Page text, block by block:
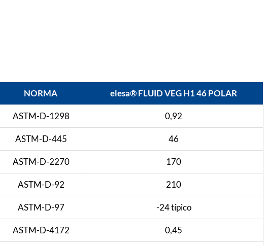
NORMA elesa® FLUID VEG H1 46 POLAR
ASTM-D-1298 0,92
ASTM-D-445 46
ASTM-D-2270 170
ASTM-D-92 210
ASTM-D-97 -24 típico
ASTM-D-4172 0,45